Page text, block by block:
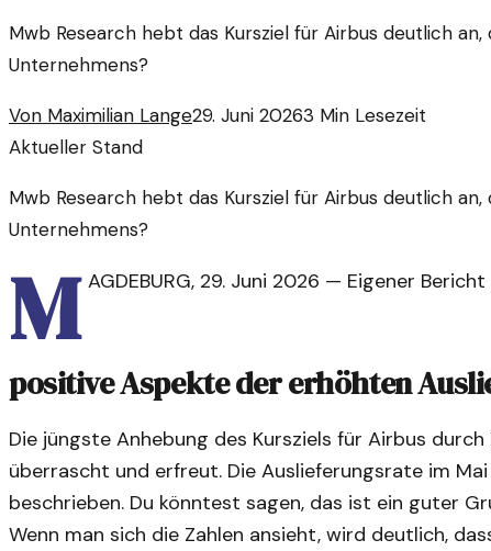
Mwb Research hebt das Kursziel für Airbus deutlich
Unternehmens?
Von Maximilian Lange29. Juni 20263 Min Lesezeit
Aktueller Stand
Mwb Research hebt das Kursziel für Airbus deutlich
Unternehmens?
M AGDEBURG, 29. Juni 2026 — Eigener Bericht
positive Aspekte der erhöhten
Die jüngste Anhebung des Kursziels für Airbus
überrascht und erfreut. Die Auslieferungsrate im
beschrieben. Du könntest sagen, das ist ein guter
Wenn man sich die Zahlen ansieht, wird deutlich,